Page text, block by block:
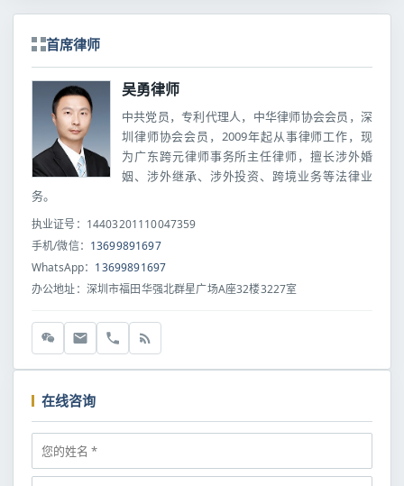
首席律师
吴勇律师
中共党员，专利代理人，中华律师协会会员，深
圳律师协会会员，2009年起从事律师工作，现
为广东跨元律师事务所主任律师，擅长涉外婚
姻、涉外继承、涉外投资、跨境业务等法律业
务。
执业证号：14403201110047359
手机/微信： 13699891697
WhatsApp： 13699891697
办公地址：深圳市福田华强北群星广场A座32楼3227室
在线咨询